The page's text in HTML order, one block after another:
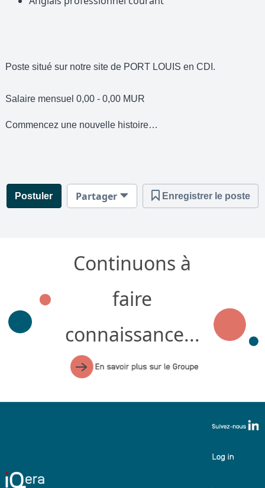
Poste situé sur notre site de PORT LOUIS en CDI.
Salaire mensuel 0,00 - 0,00 MUR
Commencez une nouvelle histoire…
Postuler Partager Enregistrer le poste
Continuons à
faire
connaissance...